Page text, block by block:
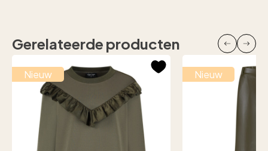
Gerelateerde producten
Nieuw Nieuw